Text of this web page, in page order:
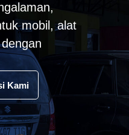
mobil, alat
Kami